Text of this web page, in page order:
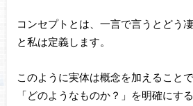
コンセプトとは、一言で言うとどう
と私は定義します。
このように実体は概念を加えることで
「どのようなものか？」を明確にす